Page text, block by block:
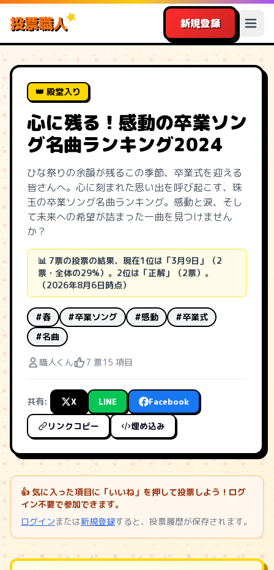
投票職人 新規登録
👑 殿堂入り
心に残る！感動の卒業ソン
グ名曲ランキング2024
ひな祭りの余韻が残るこの季節、卒業式を迎える
皆さんへ。心に刻まれた思い出を呼び起こす、珠
玉の卒業ソング名曲ランキング。感動と涙、そし
て未来への希望が詰まった一曲を見つけません
か？
📊 7票の投票の結果、現在1位は「3月9日」（2
票・全体の29%）。2位は「正解」（2票）。
（2026年8月6日時点）
#春 #卒業ソング #感動
#卒業式
#名曲
職人くん 7 票15 項目
共有: X LINE Facebook
リンクコピー 埋め込み
👍 気に入った項目に「いいね」を押して投票しよう！ログ
イン不要で参加できます。
ログインまたは新規登録すると、投票履歴が保存されます。